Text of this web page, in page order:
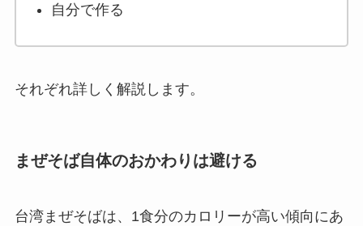
自分で作る
それぞれ詳しく解説します。
まぜそば自体のおかわりは避ける
台湾まぜそばは、1食分のカロリーが高い傾向にあ